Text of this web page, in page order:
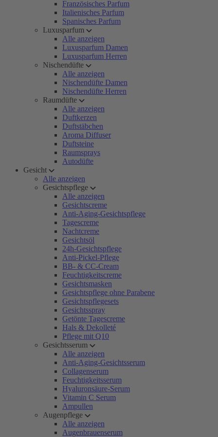
Französisches Parfum
Italienisches Parfum
Spanisches Parfum
Luxusparfum
Alle anzeigen
Luxusparfum Damen
Luxusparfum Herren
Nischendüfte
Alle anzeigen
Nischendüfte Damen
Nischendüfte Herren
Raumdüfte
Alle anzeigen
Duftkerzen
Duftstäbchen
Aroma Diffuser
Duftsteine
Raumsprays
Autodüfte
Gesicht
Alle anzeigen
Gesichtspflege
Alle anzeigen
Gesichtscreme
Anti-Aging-Gesichtspflege
Tagescreme
Nachtcreme
Gesichtsöl
24h-Gesichtspflege
Anti-Pickel-Pflege
BB- & CC-Cream
Feuchtigkeitscreme
Gesichtsmasken
Gesichtspflege ohne Parabene
Gesichtspflegesets
Gesichtsspray
Getönte Tagescreme
Hals & Dekolleté
Pflege mit Q10
Gesichtsserum
Alle anzeigen
Anti-Aging-Gesichtsserum
Collagenserum
Feuchtigkeitsserum
Hyaluronsäure-Serum
Vitamin C Serum
Ampullen
Augenpflege
Alle anzeigen
Augenbrauenserum